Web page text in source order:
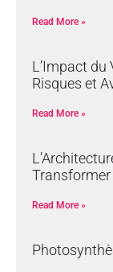
Read More »
L’Impact du
Risques et
Read More »
Read More »